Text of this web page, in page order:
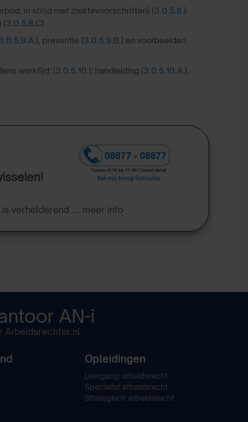
in strijd met ziektevoorschriften) (3.0.5.8.):
(3.0.5.8.C)
), preventie (3.0.5.9.B.) en voorbeelden
werktijd: (3.0.5.10.): handleiding (3.0.5.10.A.),
verhelderend .... meer info
AN-i
Arbeidsrechter.nl
Opleidingen
Leergang arbeidsrecht
Specialist arbeidsrecht
Strategisch arbeidsrecht